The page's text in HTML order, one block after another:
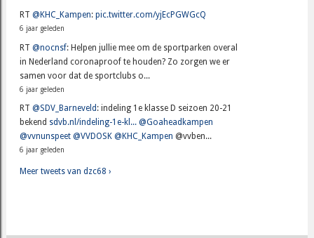
RT@KHC_Kampen:pic.twitter.com/yjEcPGWGcQ
6 jaar geleden
RT@nocnsf: Helpen jullie mee om de sportparken overal
in Nederland coronaproof te houden? Zo zorgen we er
samen voor dat de sportclubs o...
6 jaar geleden
RT@SDV_Barneveld : indeling 1e klasse D seizoen 20-21
bekend sdvb.nl/indeling-1e-kl... @Goaheadkampen
@vvnunspeet @VVDOSK @KHC_Kampen @vvben...
6 jaar geleden
Meer tweets van dzc68 ›